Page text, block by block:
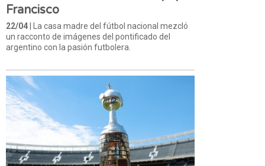
Francisco
22/04 | La casa madre del fútbol nacional mezcló
un racconto de imágenes del pontificado del
argentino con la pasión futbolera.